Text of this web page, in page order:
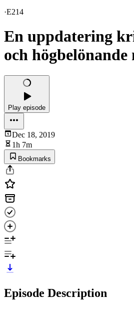
·E214
En uppdatering
och högbelönande
Play episode
Dec 18, 2019
1h 7m
Bookmarks
Episode Description